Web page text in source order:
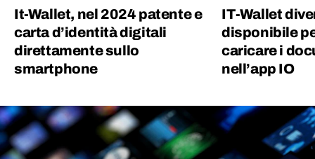
It-Wallet, nel 2024 patente e
carta d’identità digitali
direttamente sullo
smartphone
IT-Wallet
disponibile
caricare i
nell’app IO